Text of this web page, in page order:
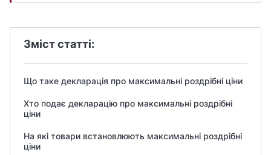
Зміст статті:
Що таке декларація про максимальні роздрібні ціни
Хто подає декларацію про максимальні роздрібні
ціни
На які товари встановлюють максимальні роздрібні
ціни